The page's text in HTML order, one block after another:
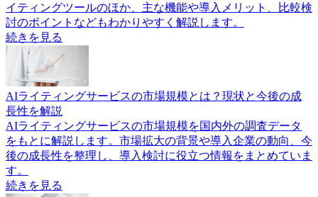
イティングツールのほか、主な機能や導入メリット、比較検
討のポイントなどもわかりやすく解説します。
続きを見る
AIライティングサービスの市場規模とは？現状と今後の成
長性を解説
AIライティングサービスの市場規模を国内外の調査データ
をもとに解説します。市場拡大の背景や導入企業の動向、今
後の成長性を整理し、導入検討に役立つ情報をまとめていま
す。
続きを見る